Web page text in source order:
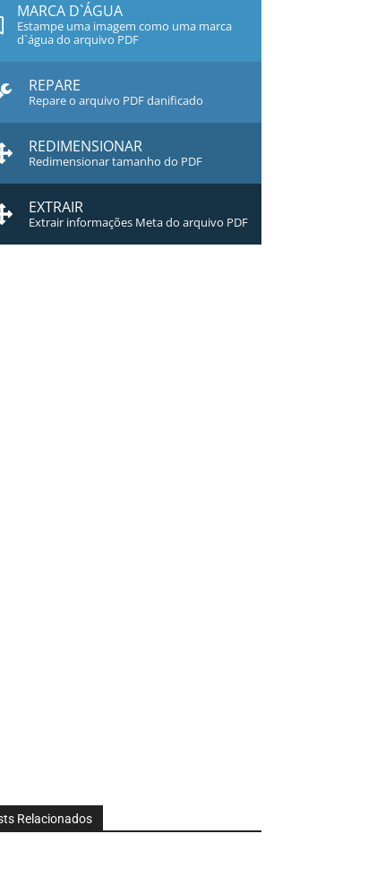
MARCA D`ÁGUA
Estampe uma imagem como uma marca
d`água do arquivo PDF
REPARE
Repare o arquivo PDF danificado
REDIMENSIONAR
Redimensionar tamanho do PDF
EXTRAIR
Extrair informações Meta do arquivo PDF
Relacionados